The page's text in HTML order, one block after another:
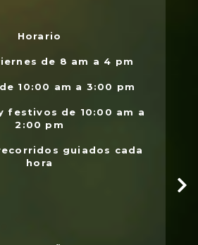
Horario
de 8 am a 4 pm
10:00 am a 3:00 pm
festivos de 10:00 am a
2:00 pm
guiados cada
hora